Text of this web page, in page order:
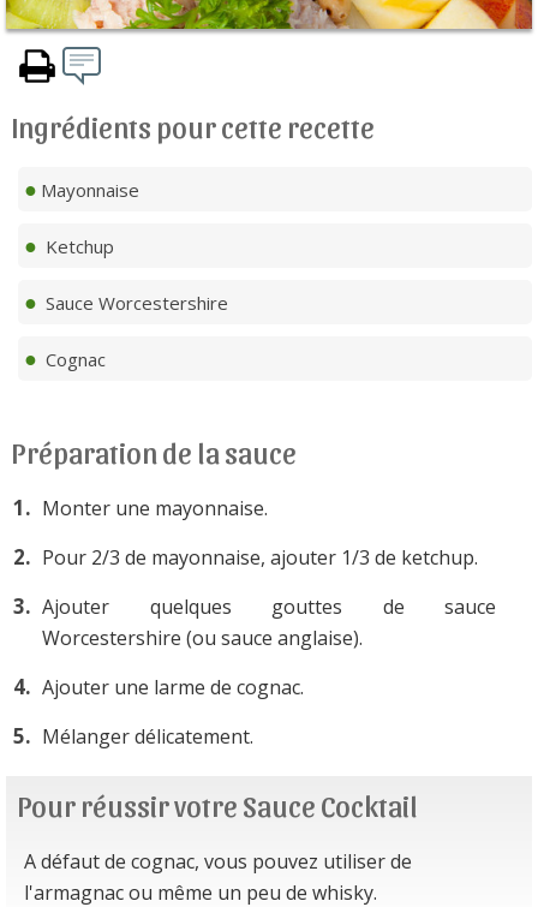
Ingrédients pour cette recette
Mayonnaise
Ketchup
Sauce Worcestershire
Cognac
Préparation de la sauce
Monter une mayonnaise.
Pour 2/3 de mayonnaise, ajouter 1/3 de ketchup.
Ajouter quelques gouttes de sauce
Worcestershire (ou sauce anglaise).
Ajouter une larme de cognac.
Mélanger délicatement.
Pour réussir votre Sauce Cocktail
A défaut de cognac, vous pouvez utiliser de
l'armagnac ou même un peu de whisky.